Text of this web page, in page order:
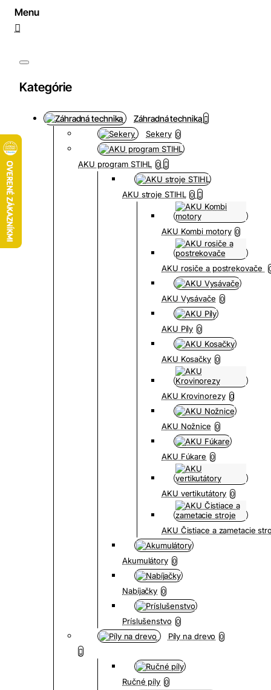
Kategórie
Záhradná technika
Sekery 0
AKU program STIHL 0
AKU stroje STIHL 0
AKU Kombi motory 0
AKU rosiče a postrekovače
AKU Vysávače 0
AKU Píly 0
AKU Kosačky 0
AKU Krovinorezy 0
AKU Nožnice 0
AKU Fúkare 0
AKU vertikutátory 0
AKU Čistiace a zametacie
Akumulátory 0
Nabíjačky 0
Príslušenstvo 0
Píly na drevo 0
Ručné píly 0